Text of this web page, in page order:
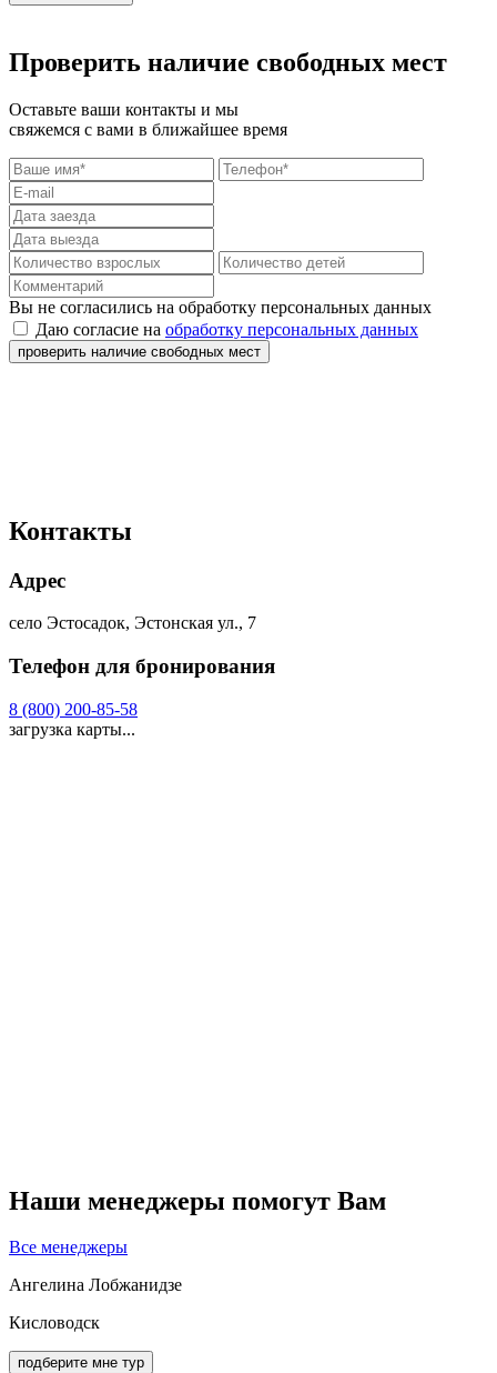
Проверить наличие свободных мест
Оставьте ваши контакты и мы
свяжемся с вами в ближайшее время
Вы не согласились на обработку персональных данных
Даю согласие на обработку персональных данных
проверить наличие свободных мест
Контакты
Адрес
село Эстосадок, Эстонская ул., 7
Телефон для бронирования
8 (800) 200-85-58
загрузка карты...
Наши менеджеры помогут Вам
Все менеджеры
Ангелина Лобжанидзе
Кисловодск
подберите мне тур